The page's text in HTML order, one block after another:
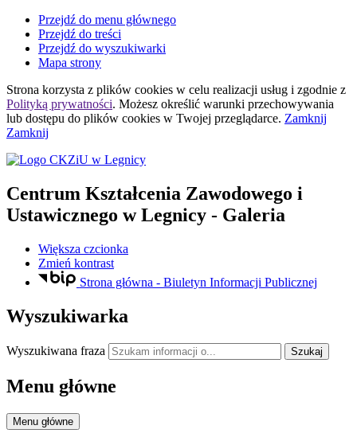
Przejdź do menu głównego
Przejdź do treści
Przejdź do wyszukiwarki
Mapa strony
Strona korzysta z plików cookies w celu realizacji usług i zgodnie z
Polityką prywatności. Możesz określić warunki przechowywania
lub dostępu do plików cookies w Twojej przeglądarce. Zamknij
Zamknij
Centrum Kształcenia Zawodowego i
Ustawicznego w Legnicy - Galeria
Większa czcionka
Zmień kontrast
Strona główna - Biuletyn Informacji Publicznej
Wyszukiwarka
Wyszukiwana fraza Szukaj
Menu główne
Menu główne